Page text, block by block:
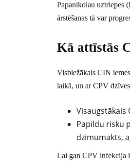
Papanikolau uztriepes
ārstēšanas tā var
Kā attīstās
Visbiežākais CIN
laikā, un ar CPV
Visaugstākais
Papildu risku
dzimumakts,
Lai gan CPV infekcija